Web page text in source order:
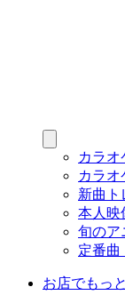
カラオ
カラオ
新曲ト
本人映
旬のア
定番曲
お店でもっ